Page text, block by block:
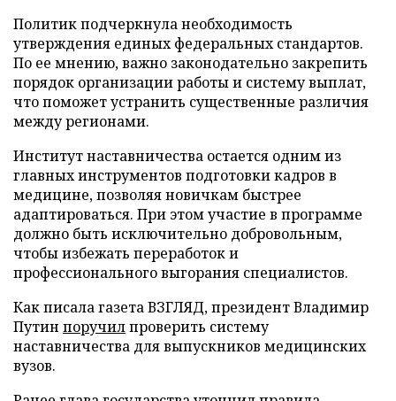
Политик подчеркнула необходимость
утверждения единых федеральных стандартов.
По ее мнению, важно законодательно закрепить
порядок организации работы и систему выплат,
что поможет устранить существенные различия
между регионами.
Институт наставничества остается одним из
главных инструментов подготовки кадров в
медицине, позволяя новичкам быстрее
адаптироваться. При этом участие в программе
должно быть исключительно добровольным,
чтобы избежать переработок и
профессионального выгорания специалистов.
Как писала газета ВЗГЛЯД, президент Владимир
Путин поручилпроверить систему
наставничества для выпускников медицинских
вузов.